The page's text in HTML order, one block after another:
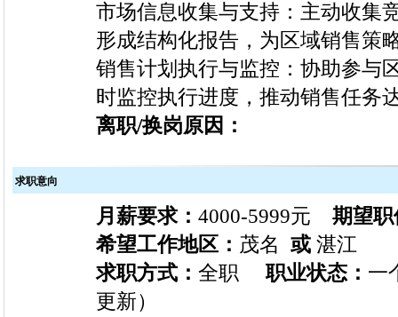
市场信息收集与支持：主动收集
形成结构化报告，为区域销售策
销售计划执行与监控：协助参与
时监控执行进度，推动销售任务
离职/换岗原因：
求职意向
月薪要求： 4000-5999元 期望职
希望工作地区： 茂名 或湛
求职方式： 全职职业状态： 一
更新）